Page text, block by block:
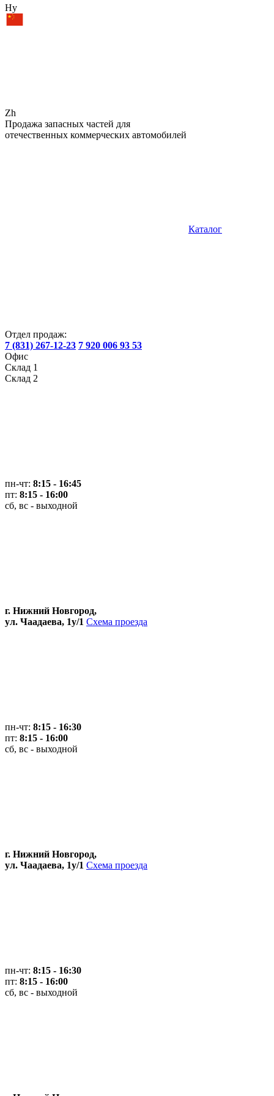
Hy
Zh
Продажа запасных частей для
отечественных коммерческих автомобилей
Каталог
Отдел продаж:
7 (831) 267-12-23 7 920 006 93 53
Офис
Склад 1
Склад 2
пн-чт: 8:15 - 16:45
пт: 8:15 - 16:00
сб, вс - выходной
г. Нижний Новгород,
ул. Чаадаева, 1у/1 Схема проезда
пн-чт: 8:15 - 16:30
пт: 8:15 - 16:00
сб, вс - выходной
г. Нижний Новгород,
ул. Чаадаева, 1у/1 Схема проезда
пн-чт: 8:15 - 16:30
пт: 8:15 - 16:00
сб, вс - выходной